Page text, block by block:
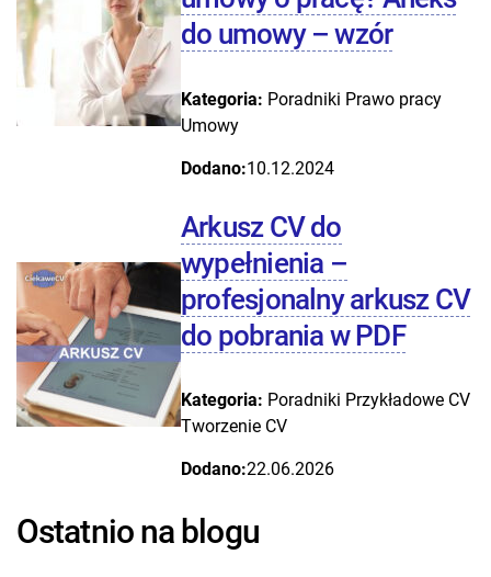
do umowy – wzór
Kategoria: Poradniki Prawo pracy
Umowy
Dodano:10.12.2024
Arkusz CV do
wypełnienia –
profesjonalny arkusz CV
do pobrania w PDF
Kategoria: Poradniki Przykładowe CV
Tworzenie CV
Dodano:22.06.2026
Ostatnio na blogu